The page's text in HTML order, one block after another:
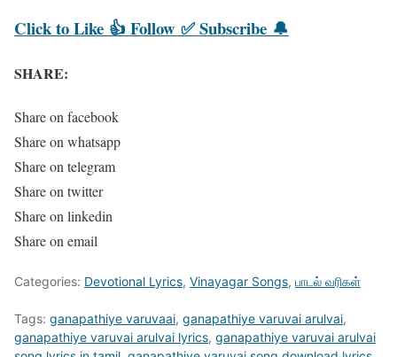
Click toLike 👍 Follow ✅Subscribe 🔔
SHARE:
Share on facebook
Share on whatsapp
Share on telegram
Share on twitter
Share on linkedin
Share on email
Categories: Devotional Lyrics, Vinayagar Songs, பாடல் வரிகள்
Tags: ganapathiye varuvaai, ganapathiye varuvai arulvai,
ganapathiye varuvai arulvai lyrics, ganapathiye varuvai arulvai